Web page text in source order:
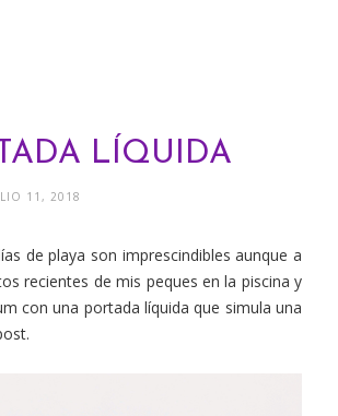
LÍQUIDA
11, 2018
de playa son imprescindibles aunque a
recientes de mis peques en la piscina y
con una portada líquida que simula una